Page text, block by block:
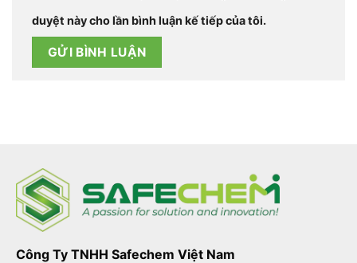
duyệt này cho lần bình luận kế tiếp của tôi.
Công Ty TNHH Safechem Việt Nam